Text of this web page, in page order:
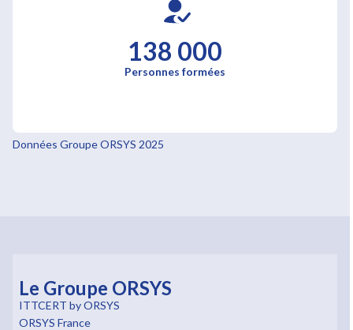
138 000
Personnes formées
Données Groupe ORSYS 2025
Le Groupe ORSYS
ITTCERT by ORSYS
ORSYS France